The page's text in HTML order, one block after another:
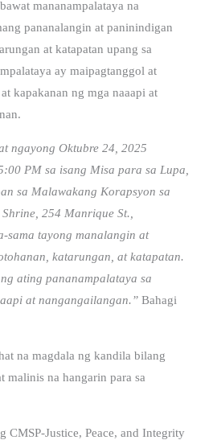
mananampalataya na
pananalangin at paninindigan
at katapatan upang sa
ay maipagtanggol at
kapakanan ng mga naaapi at
ngayong Oktubre 24, 2025
PM sa isang Misa para sa Lupa,
sa Malawakang Korapsyon sa
254 Manrique St.,
sama tayong manalangin at
katarungan, at katapatan.
ating pananampalataya sa
at nangangailangan.” Bahagi
na magdala ng kandila bilang
malinis na hangarin para sa
CMSP-Justice, Peace, and Integrity